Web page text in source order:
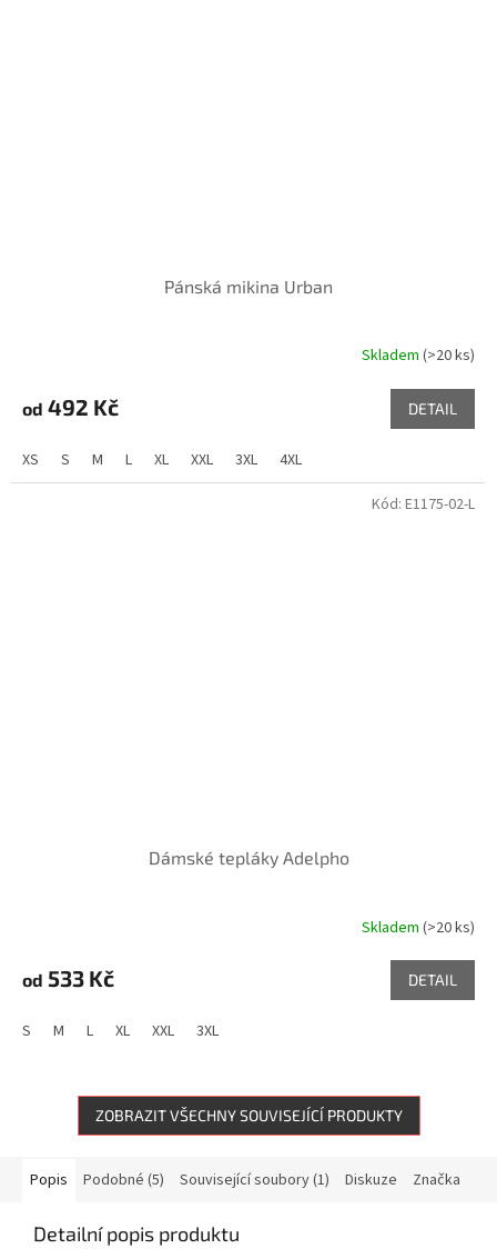
Pánská mikina Urban
Skladem (>20 ks)
od 492 Kč DETAIL
XS S M L XL XXL 3XL 4XL
Dámské tepláky Adelpho
Skladem (>20 ks)
od 533 Kč DETAIL
S M L XL XXL 3XL
Kód: E1175-02-L
ZOBRAZIT VŠECHNY SOUVISEJÍCÍ PRODUKTY
Popis Podobné (5) Související soubory (1) Diskuze Značka
Detailní popis produktu